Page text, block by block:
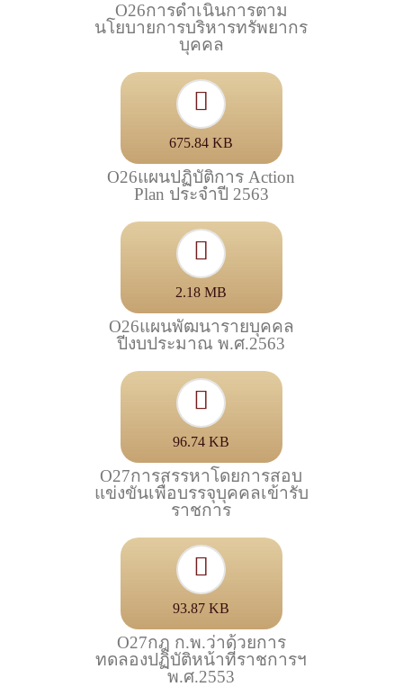
O26การดำเนินการตาม
นโยบายการบริหารทรัพยากร
บุคคล
675.84 KB
O26แผนปฏิบัติการ Action
Plan ประจำปี 2563
2.18 MB
O26แผนพัฒนารายบุคคล
ปีงบประมาณ พ.ศ.2563
96.74 KB
O27การสรรหาโดยการสอบ
แข่งขันเพื่อบรรจุบุคคลเข้ารับ
ราชการ
93.87 KB
O27กฎ ก.พ.ว่าด้วยการ
ทดลองปฏิบัติหน้าที่ราชการฯ
พ.ศ.2553